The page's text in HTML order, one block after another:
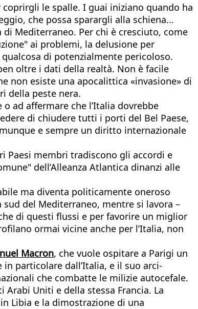
le spalle. I guai iniziano quando ha
che possa sparargli alla schiena...
Mediterraneo. Per chi è cresciuto, come
ai problemi, la delusione per
di potenzialmente pericoloso.
oltre i dati della realtà. Non è facile
non esiste una apocalittica «invasione» di
della peste nera.
ad affermare che l’Italia dovrebbe
di chiudere tutti i porti del Bel Paese,
e sempre un diritto internazionale
Paesi membri tradiscono gli accordi e
dell’Alleanza Atlantica dinanzi alle
ma diventa politicamente oneroso
del Mediterraneo, mentre si lavora –
di questi flussi e per favorire un miglior
ormai vicine anche per l’Italia, non
Macron, che vuole ospitare a Parigi un
particolare dall’Italia, e il suo arci-
che combatte le milizie autocefale.
Uniti e della stessa Francia. La
Libia e la dimostrazione di una